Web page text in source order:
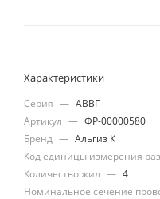
Характеристики
Серия — АВВГ
Артикул — ФР-00000580
Бренд — Альгиз К
Код единицы измерения
Количество жил — 4
Номинальное сечение